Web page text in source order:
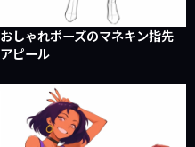
おしゃれポーズのマネキン指先
アピール